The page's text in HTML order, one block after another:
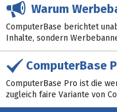
Warum
ComputerBase berichtet
Inhalte, sondern
ComputerBase
ComputerBase Pro ist die
zugleich faire Variante von